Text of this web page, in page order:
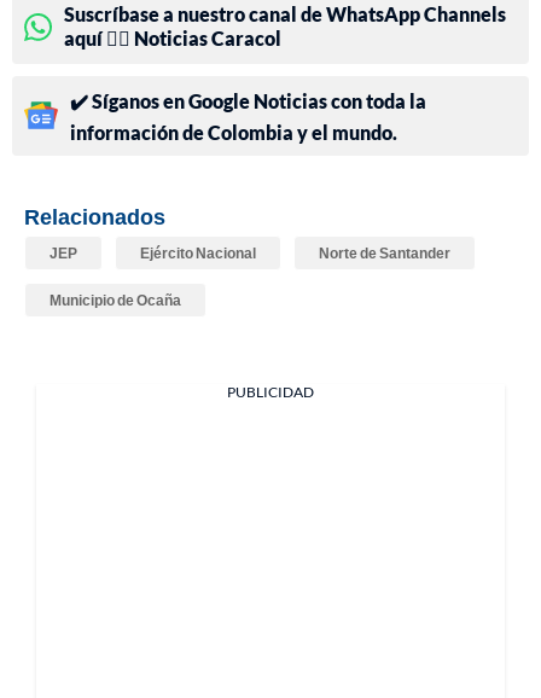
Suscríbase a nuestro canal de WhatsApp Channels
aquí 👉🏻 Noticias Caracol
✔️ Síganos en Google Noticias con toda la
información de Colombia y el mundo.
Relacionados
JEP Ejército Nacional Norte de Santander
Municipio de Ocaña
PUBLICIDAD